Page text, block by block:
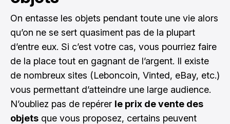
On entasse les objets pendant toute une vie alors
qu’on ne se sert quasiment pas de la plupart
d’entre eux. Si c’est votre cas, vous pourriez faire
de la place tout en gagnant de l’argent. Il existe
de nombreux sites (Leboncoin, Vinted, eBay, etc.)
vous permettant d’atteindre une large audience.
N’oubliez pas de repérer le prix de vente des
objets que vous proposez, certains peuvent